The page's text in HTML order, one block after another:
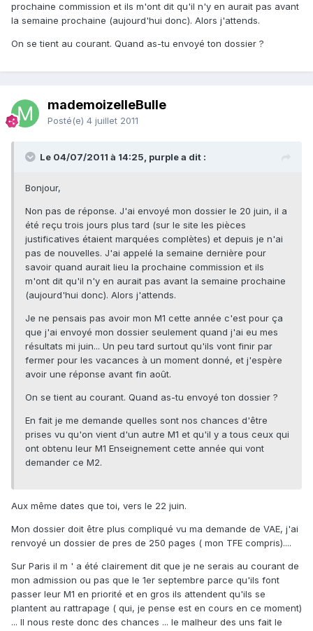
prochaine commission et ils m'ont dit qu'il n'y en aurait pas avant
la semaine prochaine (aujourd'hui donc). Alors j'attends.
On se tient au courant. Quand as-tu envoyé ton dossier ?
mademoizelleBulle
Posté(e) 4 juillet 2011
Le 04/07/2011 à 14:25, purple a dit :
Bonjour,
Non pas de réponse. J'ai envoyé mon dossier le 20 juin, il a
été reçu trois jours plus tard (sur le site les pièces
justificatives étaient marquées complètes) et depuis je n'ai
pas de nouvelles. J'ai appelé la semaine dernière pour
savoir quand aurait lieu la prochaine commission et ils
m'ont dit qu'il n'y en aurait pas avant la semaine prochaine
(aujourd'hui donc). Alors j'attends.
Je ne pensais pas avoir mon M1 cette année c'est pour ça
que j'ai envoyé mon dossier seulement quand j'ai eu mes
résultats mi juin... Un peu tard surtout qu'ils vont finir par
fermer pour les vacances à un moment donné, et j'espère
avoir une réponse avant fin août.
On se tient au courant. Quand as-tu envoyé ton dossier ?
En fait je me demande quelles sont nos chances d'être
prises vu qu'on vient d'un autre M1 et qu'il y a tous ceux qui
ont obtenu leur M1 Enseignement cette année qui vont
demander ce M2.
Aux même dates que toi, vers le 22 juin.
Mon dossier doit être plus compliqué vu ma demande de VAE, j'ai
renvoyé un dossier de pres de 250 pages ( mon TFE compris)....
Sur Paris il m ' a été clairement dit que je ne serais au courant de
mon admission ou pas que le 1er septembre parce qu'ils font
passer leur M1 en priorité et en gros ils attendent qu'ils se
plantent au rattrapage ( qui, je pense est en cours en ce moment)
... Il nous reste donc des chances ... le malheur des uns fait le